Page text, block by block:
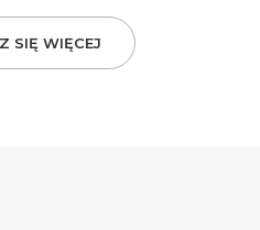
SIĘ WIĘCEJ